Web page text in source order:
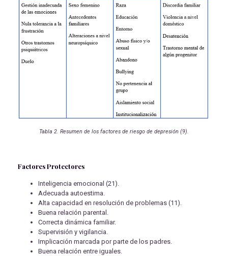
Tabla 2. Resumen de los factores de riesgo de depresión (9).
Factores Protectores
Inteligencia emocional (21).
Adecuada autoestima.
Alta capacidad en resolución de problemas (11).
Buena relación parental.
Correcta dinámica familiar.
Supervisión y vigilancia.
Implicación marcada por parte de los padres.
Buena relación entre iguales.